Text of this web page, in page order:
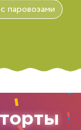
паровозами